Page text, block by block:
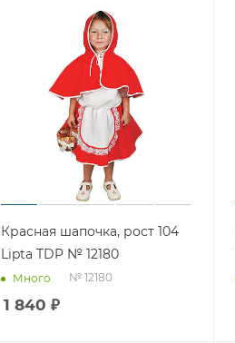
Красная шапочка, рост 104
Lipta TDP № 12180
Много № 12180
1 840 ₽